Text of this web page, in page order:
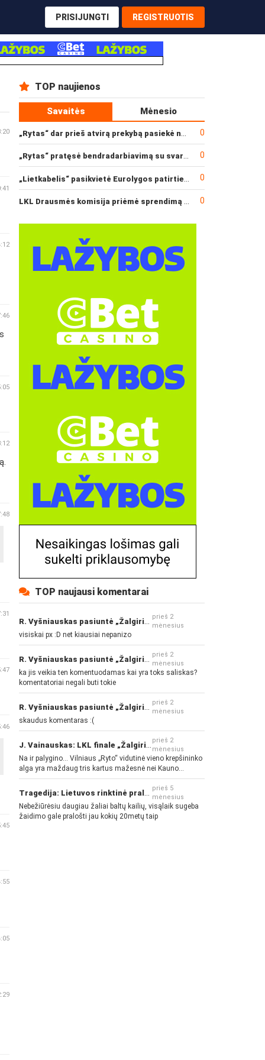
PRISIJUNGTI REGISTRUOTIS
TOP naujienos
Savaitės Mėnesio
0
„Rytas“ pratęsė bendradarbiavimą su svarbiu rėmėju 0
0
0
TOP naujausi komentarai
prieš 2
mėnesius
visiskai px :D net kiausiai nepanizo
prieš 2
mėnesius
ka jis veikia ten komentuodamas kai yra toks saliskas?
komentatoriai negali buti tokie
prieš 2
mėnesius
skaudus komentaras :(
prieš 2
mėnesius
Na ir palygino... Vilniaus „Ryto“ vidutinė vieno krepšininko
alga yra maždaug tris kartus mažesnė nei Kauno
„Žalgirio“... Mokama už sugebėjimus... Nėra pinigų - nėra
gerų žaidėjų...
prieš 5
mėnesius
Nebežiūrėsiu daugiau žaliai baltų kailių, visąlaik sugeba
žaidimo gale pralošti jau kokių 20metų taip